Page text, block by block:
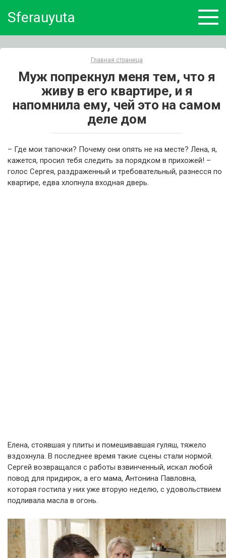
Sferauyuta
Главная страница
Муж попрекнул меня тем, что я
живу в его квартире, и я
напомнила ему, чей это на самом
деле дом
– Где мои тапочки? Почему они опять не на месте? Лена, я,
кажется, просил тебя следить за порядком в прихожей! –
голос Сергея, раздраженный и требовательный, разнесся по
квартире, едва хлопнула входная дверь.
Елена, стоявшая у плиты и помешивавшая гуляш, тяжело
вздохнула. В последнее время такие сцены стали нормой.
Сергей возвращался с работы взвинченный, искал любой
повод для придирок, а его мама, Антонина Павловна,
которая гостила у них уже вторую неделю, с удовольствием
подливала масла в огонь.